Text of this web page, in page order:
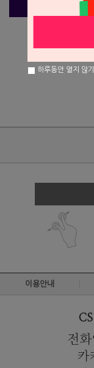
이용안내
전
카
하루동안 열지 않기